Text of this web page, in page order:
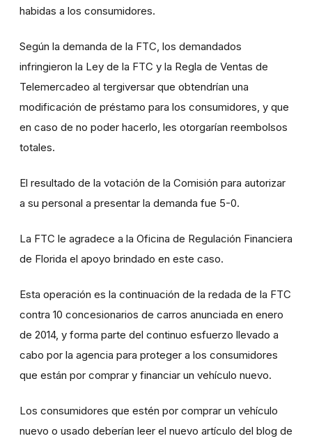
habidas a los consumidores.
Según la demanda de la FTC, los demandados
infringieron la Ley de la FTC y la Regla de Ventas de
Telemercadeo al tergiversar que obtendrían una
modificación de préstamo para los consumidores, y que
en caso de no poder hacerlo, les otorgarían reembolsos
totales.
El resultado de la votación de la Comisión para autorizar
a su personal a presentar la demanda fue 5-0.
La FTC le agradece a la Oficina de Regulación Financiera
de Florida el apoyo brindado en este caso.
Esta operación es la continuación de la redada de la FTC
contra 10 concesionarios de carros anunciada en enero
de 2014, y forma parte del continuo esfuerzo llevado a
cabo por la agencia para proteger a los consumidores
que están por comprar y financiar un vehículo nuevo.
Los consumidores que estén por comprar un vehículo
nuevo o usado deberían leer el nuevo artículo del blog de